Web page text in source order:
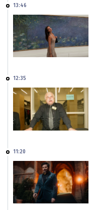
13:46
12:35
11:20